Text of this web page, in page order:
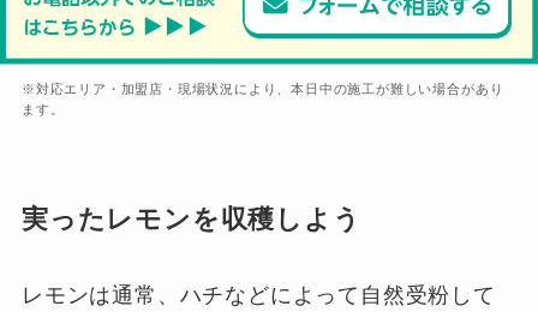
※対応エリア・加盟店・現場状況により、本日中の施工が難しい場合があり
ます。
実ったレモンを収穫しよう
レモンは通常、ハチなどによって自然受粉して